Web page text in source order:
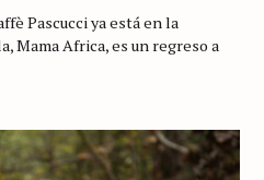
Pascucci ya está en la
Mama Africa, es un regreso a